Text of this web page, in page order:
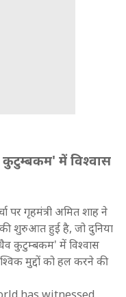
में विश्वास
पर गृहमंत्री अमित शाह ने
शुरुआत हुई है, जो दुनिया
कुटुम्बकम' में विश्वास
मुद्दों को हल करने की